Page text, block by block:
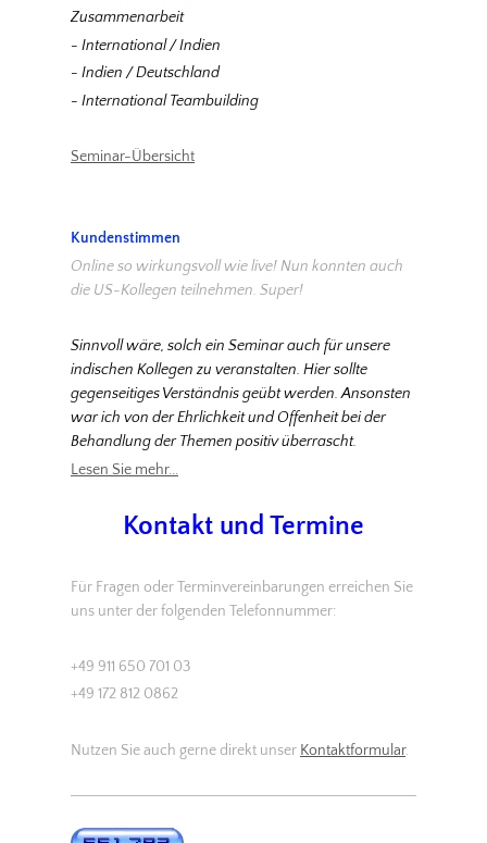
Zusammenarbeit
- International / Indien
- Indien / Deutschland
- International Teambuilding
Seminar-Übersicht
Kundenstimmen
Online so wirkungsvoll wie live! Nun konnten auch
die US-Kollegen teilnehmen. Super!
Sinnvoll wäre, solch ein Seminar auch für unsere
indischen Kollegen zu veranstalten. Hier sollte
gegenseitiges Verständnis geübt werden. Ansonsten
war ich von der Ehrlichkeit und Offenheit bei der
Behandlung der Themen positiv überrascht.
Lesen Sie mehr...
Kontakt und Termine
Für Fragen oder Terminvereinbarungen erreichen Sie
uns unter der folgenden Telefonnummer:
+49 911 650 701 03
+49 172 812 0862
Nutzen Sie auch gerne direkt unser Kontaktformular.